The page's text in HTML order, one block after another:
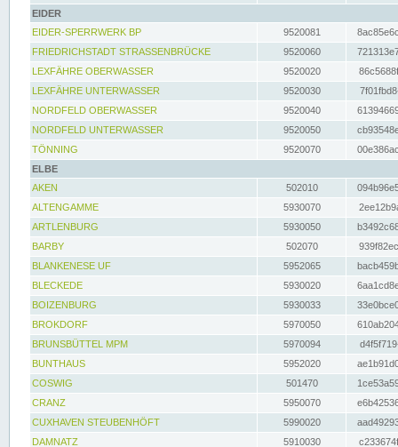
EIDER
EIDER-SPERRWERK BP
9520081
FRIEDRICHSTADT STRASSENBRÜCKE
9520060
LEXFÄHRE OBERWASSER
9520020
LEXFÄHRE UNTERWASSER
9520030
NORDFELD OBERWASSER
9520040
NORDFELD UNTERWASSER
9520050
TÖNNING
9520070
ELBE
AKEN
502010
ALTENGAMME
5930070
ARTLENBURG
5930050
BARBY
502070
BLANKENESE UF
5952065
BLECKEDE
5930020
BOIZENBURG
5930033
BROKDORF
5970050
BRUNSBÜTTEL MPM
5970094
BUNTHAUS
5952020
COSWIG
501470
CRANZ
5950070
CUXHAVEN STEUBENHÖFT
5990020
DAMNATZ
5910030